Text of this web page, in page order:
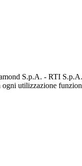
S.p.A. - RTI
utilizzazione